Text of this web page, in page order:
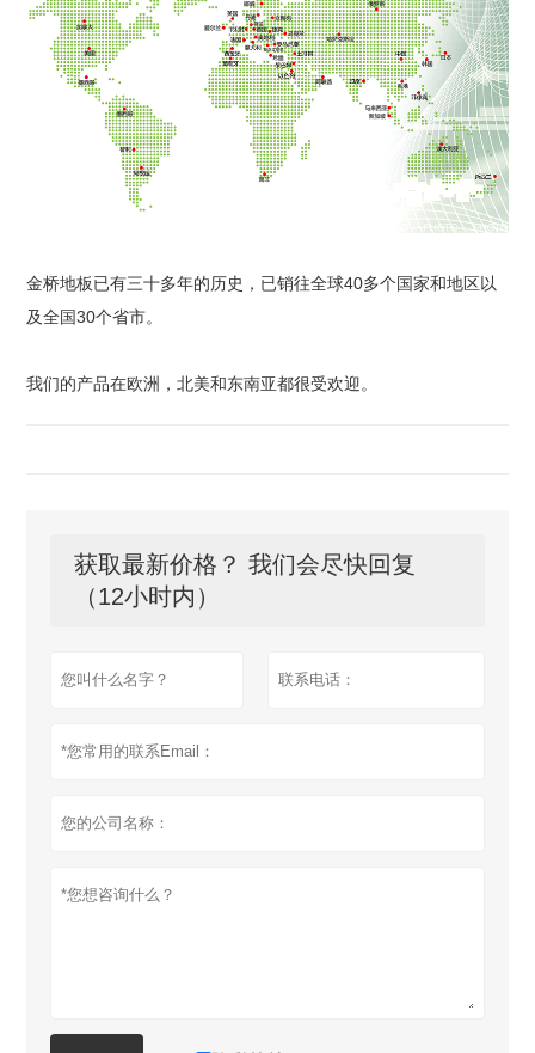
金桥地板已有三十多年的历史，已销往全球40多个国家和地区以
及全国30个省市。
我们的产品在欧洲，北美和东南亚都很受欢迎。
获取最新价格？ 我们会尽快回复
（12小时内）